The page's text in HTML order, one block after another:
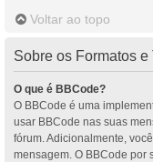
Voltar ao topo
Sobre os Formatos
O que é BBCode?
O BBCode é uma
usar BBCode nas suas
fórum. Adicionalmente,
mensagem. O BBCode por